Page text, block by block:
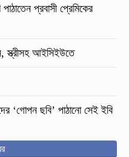
প্রবাসী প্রেমিকের
স্ত্রীসহ আইসিইউতে
‘গোপন ছবি’ পাঠানো সেই ইবি